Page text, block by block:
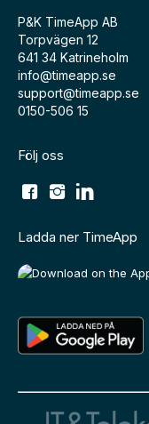
P&K TimeApp AB
Torpvägen 12
641 34 Katrineholm
info@timeapp.se
support@timeapp.se
0150-506 15
Följ oss
Ladda ner TimeApp